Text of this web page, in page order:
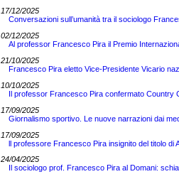
17/12/2025
Conversazioni sull’umanità tra il sociologo
02/12/2025
Al professor Francesco Pira il Premio
21/10/2025
Francesco Pira eletto Vice-Presidente Vicario
10/10/2025
Il professor Francesco Pira confermato Country
17/09/2025
Giornalismo sportivo. Le nuove narrazioni dai
17/09/2025
ll professore Francesco Pira insignito del titolo di
24/04/2025
Il sociologo prof. Francesco Pira al Domani: